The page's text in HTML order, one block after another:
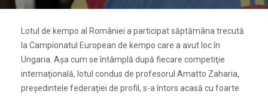
Lotul de kempo al României a participat săptămâna trecută
la Campionatul European de kempo care a avut loc în
Ungaria. Aşa cum se întâmplă după fiecare competiţie
internaţională, lotul condus de profesorul Amatto Zaharia,
preşedintele federaţiei de profil, s-a întors acasă cu foarte